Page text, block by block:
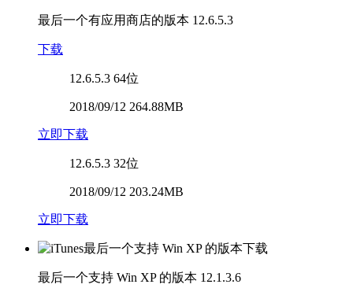
最后一个有应用商店的版本 12.6.5.3
下载
12.6.5.3 64位
2018/09/12 264.88MB
立即下载
12.6.5.3 32位
2018/09/12 203.24MB
立即下载
最后一个支持 Win XP 的版本 12.1.3.6